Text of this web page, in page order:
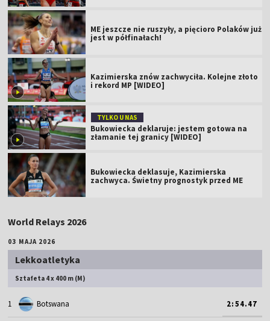
ME jeszcze nie ruszyły, a pięcioro Polaków już
jest w półfinałach!
Kazimierska znów zachwyciła. Kolejne złoto
i rekord MP [WIDEO]
TYLKO U NAS
Bukowiecka deklaruje: jestem gotowa na
złamanie tej granicy [WIDEO]
Bukowiecka deklasuje, Kazimierska
zachwyca. Świetny prognostyk przed ME
World Relays 2026
03 MAJA 2026
Lekkoatletyka
Sztafeta 4 x 400 m (M)
1 Botswana 2:54.47